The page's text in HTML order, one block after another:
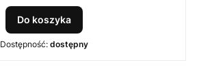
Do koszyka
Dostępność: dostępny